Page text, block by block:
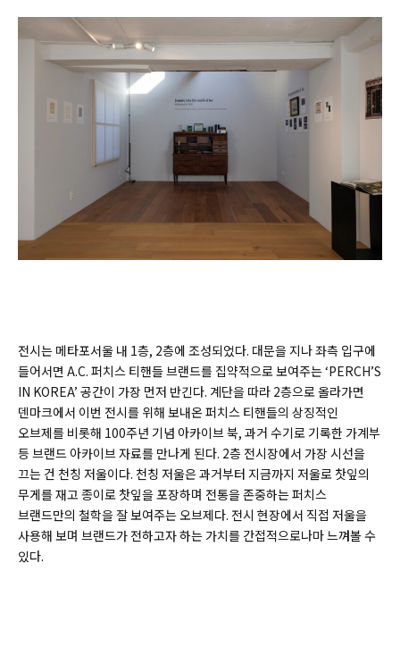
전시는 메타포서울 내 1층, 2층에 조성되었다. 대문을 지나 좌측 입구에
들어서면 A.C. 퍼치스 티핸들 브랜드를 집약적으로 보여주는 ‘PERCH’S
IN KOREA’ 공간이 가장 먼저 반긴다. 계단을 따라 2층으로 올라가면
덴마크에서 이번 전시를 위해 보내온 퍼치스 티핸들의 상징적인
오브제를 비롯해 100주년 기념 아카이브 북, 과거 수기로 기록한 가계부
등 브랜드 아카이브 자료를 만나게 된다. 2층 전시장에서 가장 시선을
끄는 건 천칭 저울이다. 천칭 저울은 과거부터 지금까지 저울로 찻잎의
무게를 재고 종이로 찻잎을 포장하며 전통을 존중하는 퍼치스
브랜드만의 철학을 잘 보여주는 오브제다. 전시 현장에서 직접 저울을
사용해 보며 브랜드가 전하고자 하는 가치를 간접적으로나마 느껴볼 수
있다.